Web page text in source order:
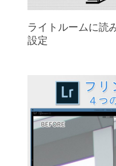
ライトルームに読
設定